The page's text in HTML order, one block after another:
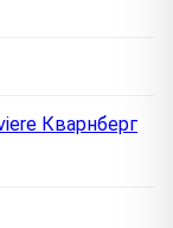
Кварнберг